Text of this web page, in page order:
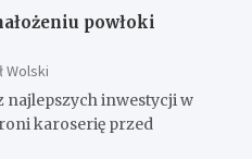
powłoki
Wolski
najlepszych inwestycji w
karoserię przed